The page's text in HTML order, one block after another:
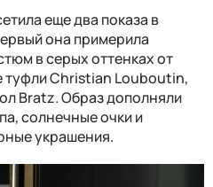
еще два показа в
она примерила
в серых оттенках от
туфли Christian Louboutin,
Bratz. Образ дополняли
солнечные очки и
украшения.